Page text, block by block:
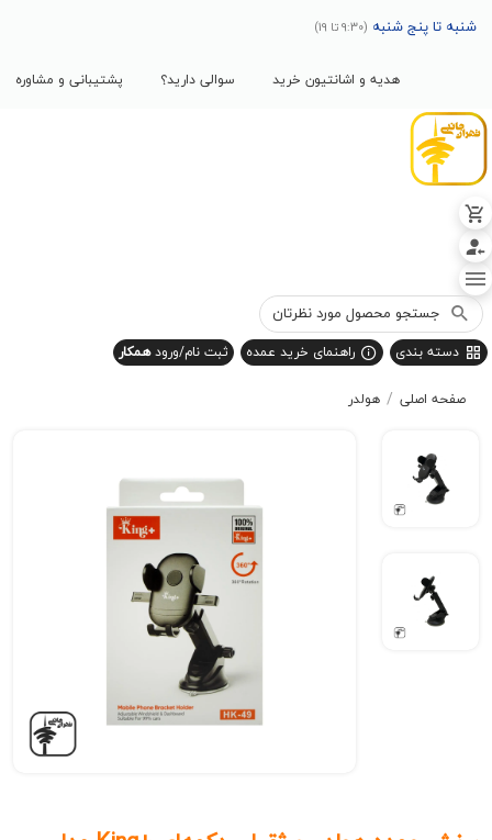
شنبه
هدیه و اشانتیون خرید سوالی دارید؟ پشتیبانی و مشاوره
راهنمای خرید عمده ثبت نام/ورودهمکار
/ هولدر